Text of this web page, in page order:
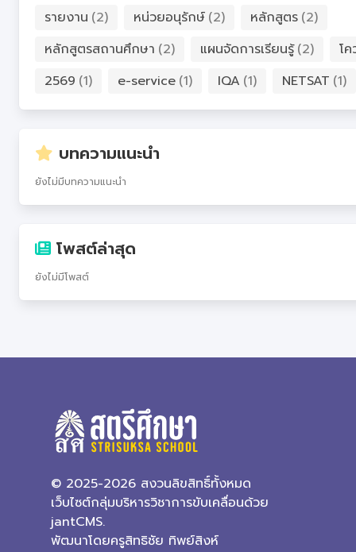
รายงาน (2) หน่วยอนุรักษ์ (2) หลักสูตร (2)
หลักสูตรสถานศึกษา (2) แผนจัดการเรียนรู้ (2)
โ
2569 (1) e-service (1) IQA (1) NETSAT (1)
บทความแนะนำ
ยังไม่มีบทความแนะนำ
โพสต์ล่าสุด
ยังไม่มีโพสต์
© 2025-2026 สงวนลิขสิทธิ์ทั้งหมด
เว็บไซต์กลุ่มบริหารวิชาการขับเคลื่อนด้วย
jantCMS.
พัฒนาโดยครูสิทธิชัย ทิพย์สิงห์